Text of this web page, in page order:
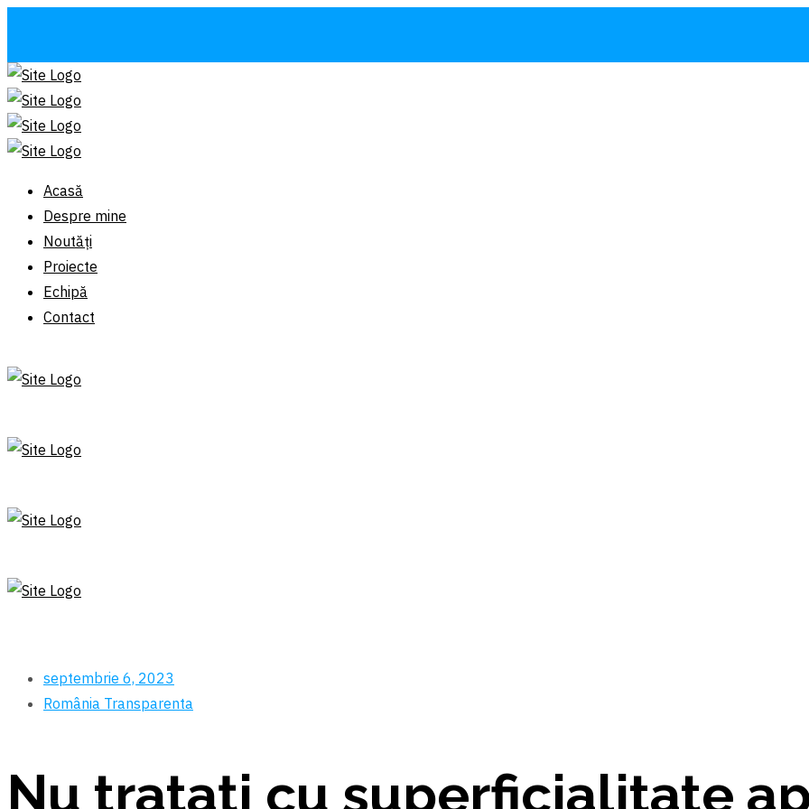
Acasă
Despre mine
Noutăți
Proiecte
Echipă
Contact
septembrie 6, 2023
România Transparenta
Nu tratați cu superficialitate